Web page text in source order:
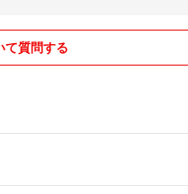
璧をお求めの方はご購入をお控え
入前にご確認ください。
て質問する